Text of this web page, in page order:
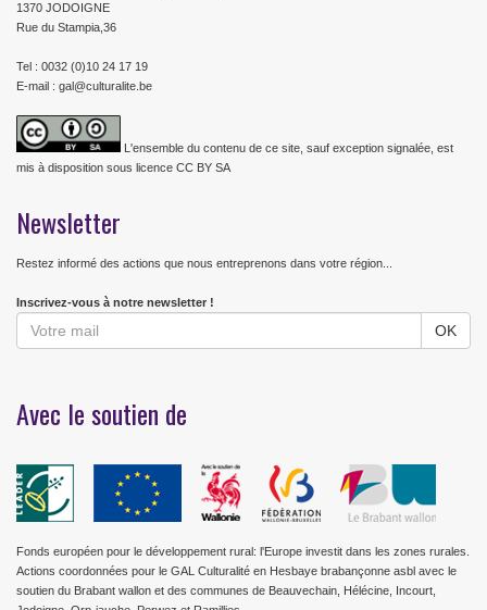
1370 JODOIGNE
Rue du Stampia,36
Tel : 0032 (0)10 24 17 19
E-mail : gal@culturalite.be
L'ensemble du contenu de ce site, sauf exception signalée, est
mis à disposition sous licence CC BY SA
Newsletter
Restez informé des actions que nous entreprenons dans votre région...
Inscrivez-vous à notre newsletter !
Avec le soutien de
Fonds européen pour le développement rural: l'Europe investit dans les zones rurales.
Actions coordonnées pour le GAL Culturalité en Hesbaye brabançonne asbl avec le
soutien du Brabant wallon et des communes de Beauvechain, Hélécine, Incourt,